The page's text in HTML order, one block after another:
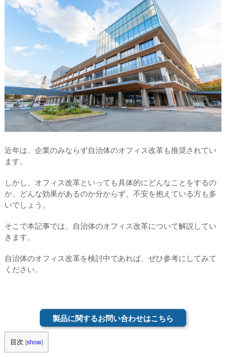
近年は、企業のみならず自治体のオフィス改革も推奨されてい
ます。
しかし、オフィス改革といっても具体的にどんなことをするの
か、どんな効果があるのか分からず、不安を抱えている方も多
いでしょう。
そこで本記事では、自治体のオフィス改革について解説してい
きます。
自治体のオフィス改革を検討中であれば、ぜひ参考にしてみて
ください。
製品に関するお問い合わせはこちら
目次 [show]